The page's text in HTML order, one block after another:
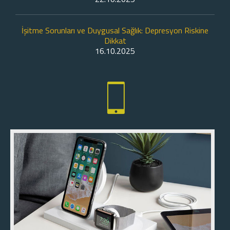
İşitme Sorunları ve Duygusal Sağlık: Depresyon Riskine
Dikkat
16.10.2025